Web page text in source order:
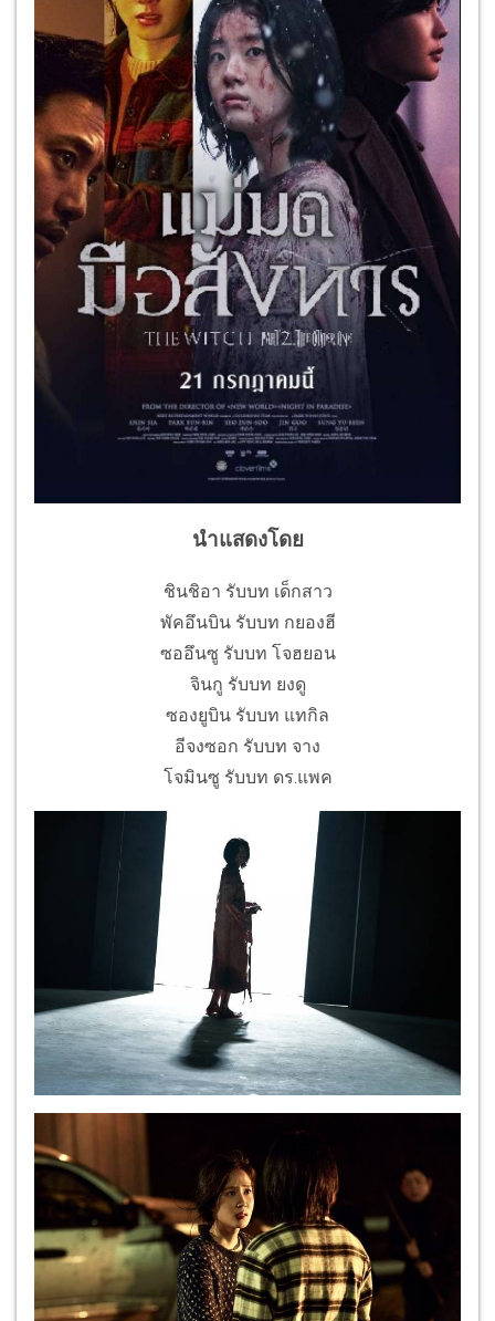
นำแสดงโดย
ชินชิอา รับบท เด็กสาว
พัคอึนบิน รับบท กยองฮี
ซออึนซู รับบท โจฮยอน
จินกู รับบท ยงดู
ซองยูบิน รับบท แทกิล
อีจงซอก รับบท จาง
โจมินซู รับบท ดร.แพค